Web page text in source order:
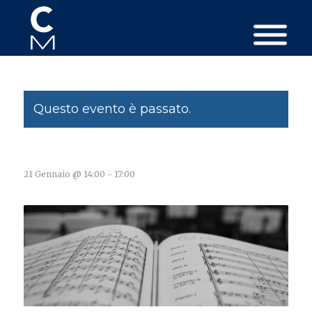
Questo evento è passato.
21 Gennaio @ 14:00 - 17:00